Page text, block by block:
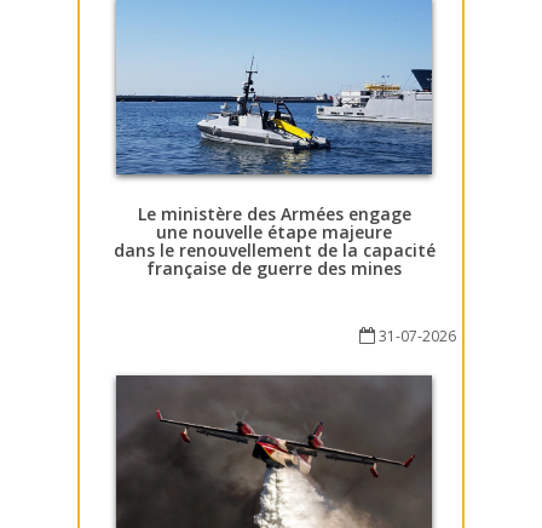
Le ministère des Armées engage
une nouvelle étape majeure
dans le renouvellement de la capacité
française de guerre des mines
31-07-2026